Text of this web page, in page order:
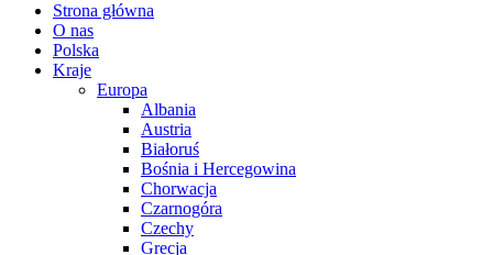
Strona główna
O nas
Polska
Kraje
Europa
Albania
Austria
Białoruś
Bośnia i Hercegowina
Chorwacja
Czarnogóra
Czechy
Grecja